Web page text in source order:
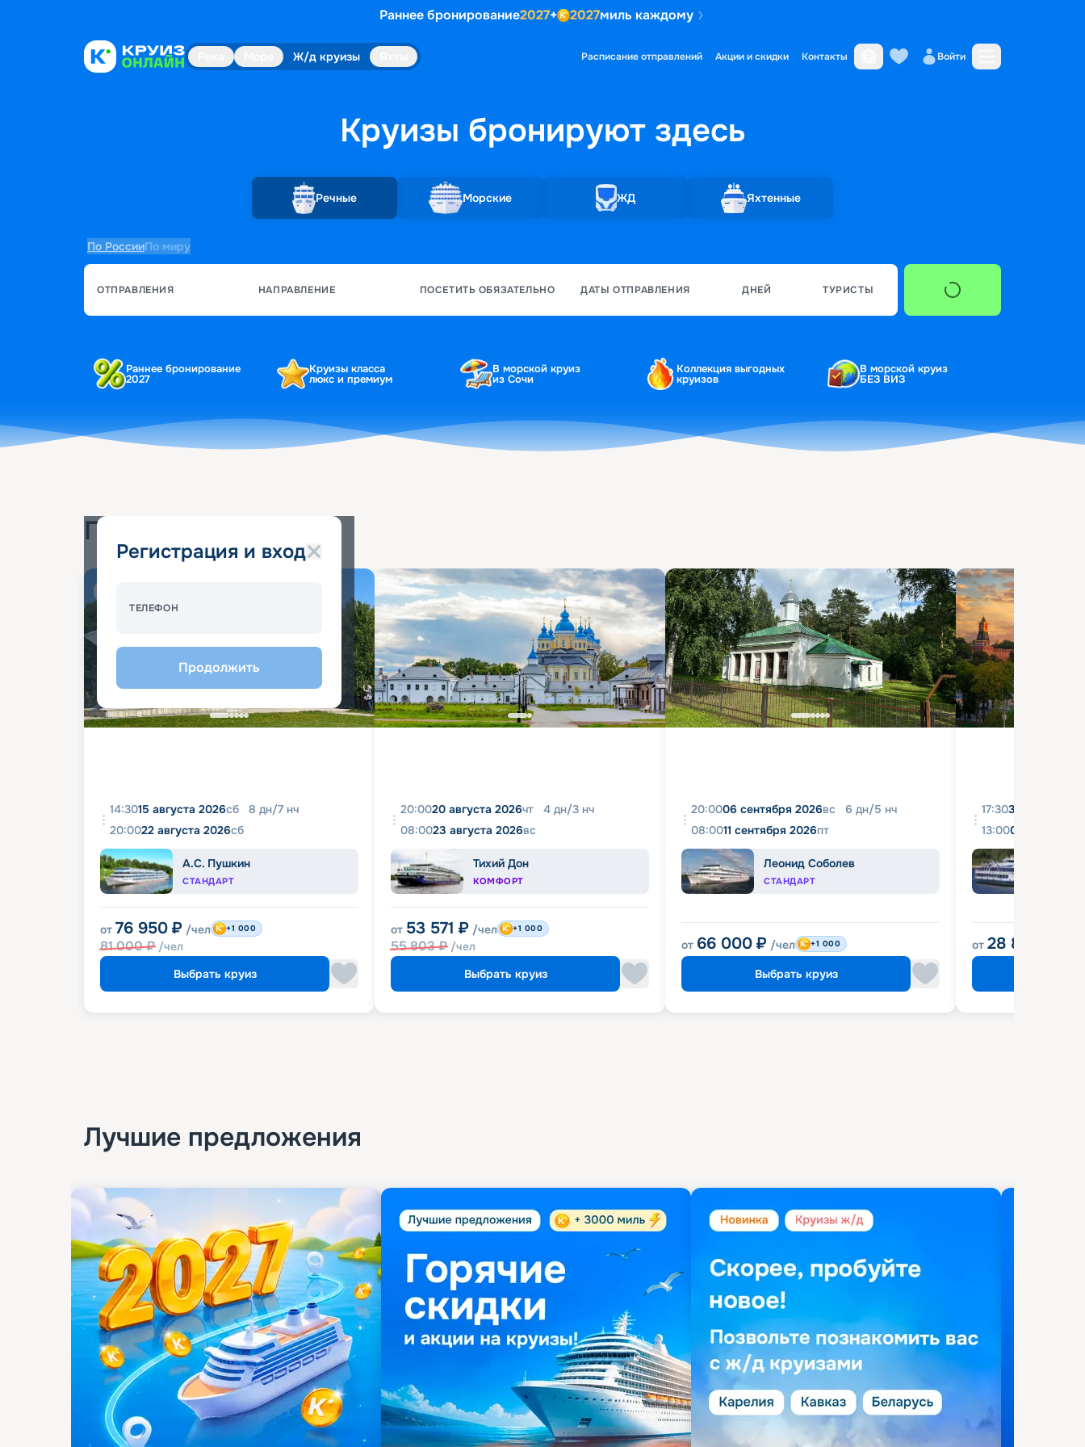
Раннее бронирование2027+ 2027миль каждому
Ж/д круизы Расписание отправлений Акции и скидки Контакты Войти
Круизы бронируютздесь
Речные Морские ЖД Яхтенные
По РоссииПо миру
ОТПРАВЛЕНИЯ НАПРАВЛЕНИЕ ПОСЕТИТЬ ОБЯЗАТЕЛЬНО ДАТЫ ОТПРАВЛЕНИЯ ДНЕЙ ТУРИСТЫ
Раннее бронирование
2027
Круизы класса
люкс и премиум
В морской круиз
из Сочи
Коллекция выгодных
круизов
В морской круиз
БЕЗ ВИЗ
Регистрация и вход
ТЕЛЕФОН
Продолжить
Популярные круизы
14:3015 августа 2026сб 8 дн/7 нч
20:0022 августа 2026сб
А.С. Пушкин
СТАНДАРТ
от 76 950 ₽ /чел
81 000₽ /чел
+1 000
Выбрать круиз
20:0020 августа 2026чт 4 дн/3 нч
08:0023 августа 2026вс
Тихий Дон
КОМФОРТ
от 53 571 ₽ /чел
55 803₽ /чел
+1 000
Выбрать круиз
20:0006 сентября 2026вс 6 дн/5 нч
08:0011 сентября 2026пт
Леонид Соболев
СТАНДАРТ
от 66 000 ₽ /чел +1 000
Выбрать круиз
17:3031 августа
13:0004 сентября
от 28 800
Лучшие предложения